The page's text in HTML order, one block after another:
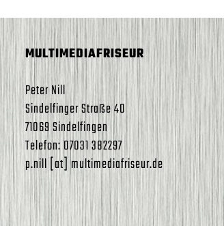
MULTIMEDIAFRISEUR
Peter Nill
Sindelfinger Straße 40
71069 Sindelfingen
Telefon: 07031 382297
p.nill [at] multimediafriseur.de